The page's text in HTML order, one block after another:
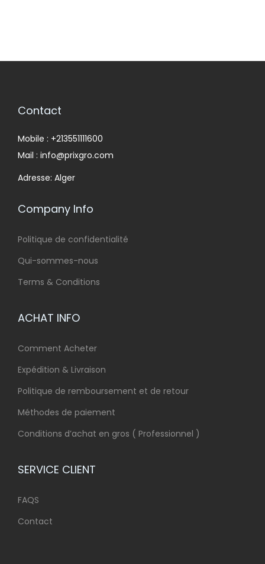
Contact
Mobile : +213551111600
Mail : info@prixgro.com
Adresse: Alger
Company Info
Politique de confidentialité
Qui-sommes-nous
Terms & Conditions
ACHAT INFO
Comment Acheter
Expédition & Livraison
Politique de remboursement et de retour
Méthodes de paiement
Conditions d’achat en gros ( Professionnel )
SERVICE CLIENT
FAQS
Contact